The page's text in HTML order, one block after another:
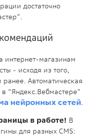
достаточно
интернет-магазинам
- исходя из того,
Автоматическая
“Яндекс.Вебмастере”
нейронных сетей.
в работе! В
для разных CMS: